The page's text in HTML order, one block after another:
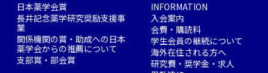
日本薬学会賞
長井記念薬学研究奨励支援事
業
関係機関の賞・助成への日本
薬学会からの推薦について
支部賞・部会賞
INFORMATION
入会案内
会費・購読料
学生会員の継続について
海外在住される方へ
研究費・奨学金・求人